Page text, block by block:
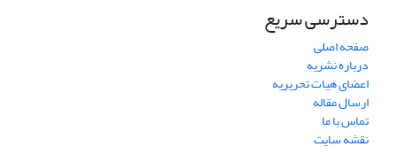
دسترسی سریع
صفحه اصلی
درباره نشریه
اعضای هیات تحریریه
ارسال مقاله
تماس با ما
نقشه سایت